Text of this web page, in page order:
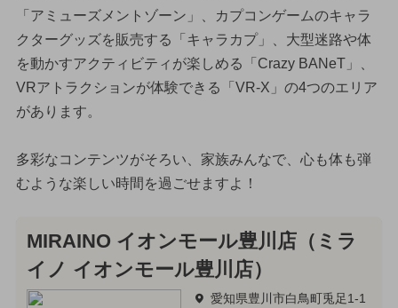
「アミューズメントゾーン」、カプコンゲームのキャラ
クターグッズを販売する「キャラカプ」、大型迷路や体
を動かすアクティビティが楽しめる「Crazy BANeT」、
VRアトラクションが体験できる「VR-X」の4つのエリア
があります。
多彩なコンテンツがそろい、家族みんなで、心も体も弾
むような楽しい時間を過ごせますよ！
MIRAINO イオンモール豊川店（ミラ
イノ イオンモール豊川店）
愛知県豊川市白鳥町兎足1-1